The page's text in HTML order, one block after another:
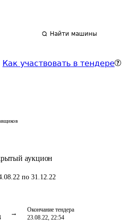
Найти машины
Как участвовать в тендере
аукцион
по 31.12.22
Окончание тендера
23.08.22, 22:54